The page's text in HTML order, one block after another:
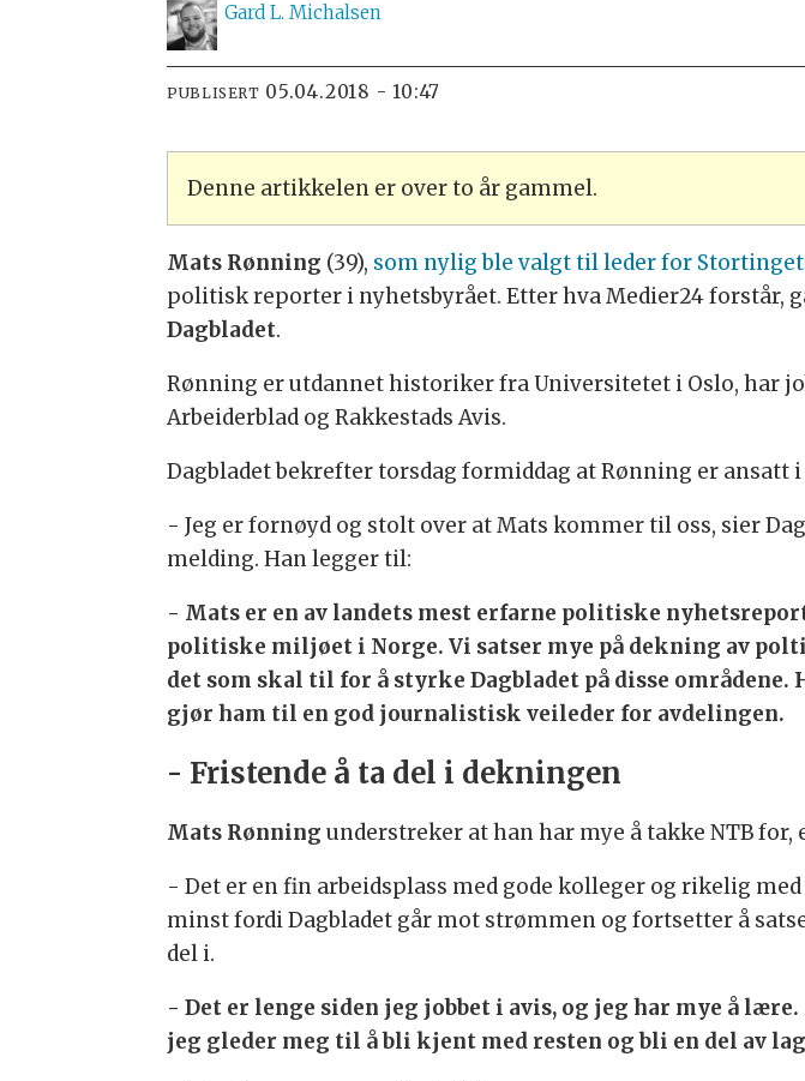
Gard L. Michalsen
PUBLISERT 05.04.2018 - 10:47
Denne artikkelen er over to år gammel.
Mats Rønning (39), som nylig ble valgt til leder for
politisk reporter i nyhetsbyrået. Etter hva Medier24 forstår,
Dagbladet.
Rønning er utdannet historiker fra Universitetet i Oslo, har
Arbeiderblad og Rakkestads Avis.
Dagbladet bekrefter torsdag formiddag at Rønning er
- Jeg er fornøyd og stolt over at Mats kommer til oss, sier
melding. Han legger til:
- Mats er en av landets mest erfarne politiske
politiske miljøet i Norge. Vi satser mye på dekning av
det som skal til for å styrke Dagbladet på disse
gjør ham til en god journalistisk veileder for avdelingen.
- Fristende å ta del i dekningen
Mats Rønningunderstreker at han har mye å takke NTB for,
- Det er en fin arbeidsplass med gode kolleger og rikelig
minst fordi Dagbladet går mot strømmen og fortsetter å
del i.
- Det er lenge siden jeg jobbet i avis, og jeg har mye å
jeg gleder meg til å bli kjent med resten og bli en del av